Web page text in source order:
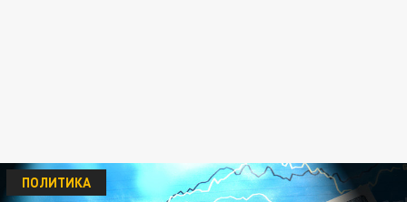
ПОЛИТИКА